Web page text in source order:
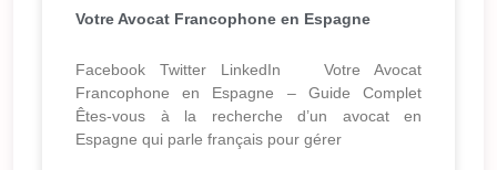
Votre Avocat Francophone en Espagne
Facebook Twitter LinkedIn Votre Avocat
Francophone en Espagne – Guide Complet
Êtes-vous à la recherche d’un avocat en
Espagne qui parle français pour gérer